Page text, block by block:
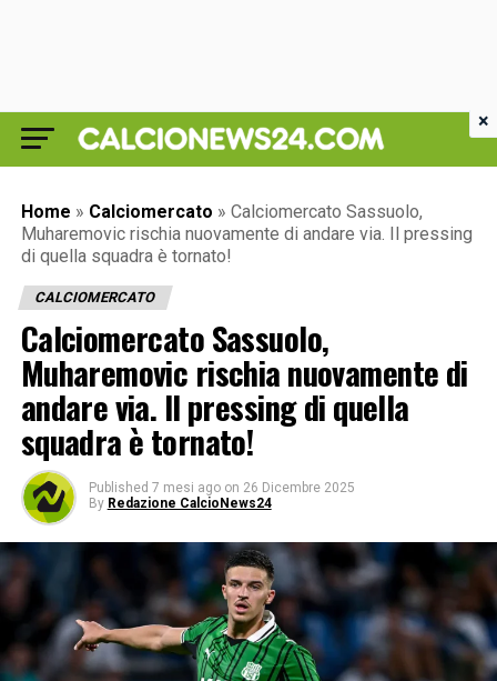
Home » Calciomercato » Calciomercato Sassuolo,
Muharemovic rischia nuovamente di andare via. Il pressing
di quella squadra è tornato!
CALCIOMERCATO
Calciomercato Sassuolo,
Muharemovic rischia nuovamente di
andare via. Il pressing di quella
squadra è tornato!
Published 7 mesi ago on 26 Dicembre 2025
By Redazione CalcioNews24
×